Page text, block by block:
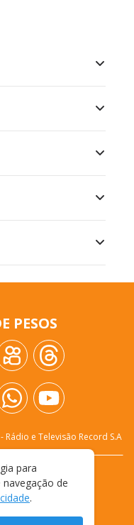
PESOS
Rádio e Televisão Record S.A
PRIVACIDADE
USO
para
de
.